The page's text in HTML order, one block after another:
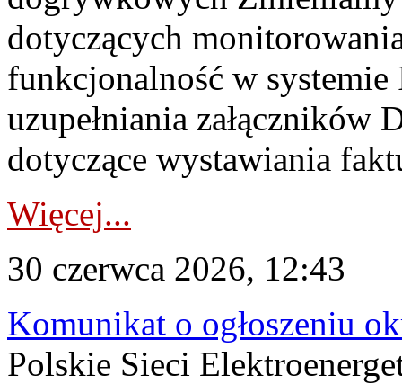
dotyczących
funkcjonalność w
uzupełniania załączników
dotyczące wystawiania
Więcej...
30 czerwca 2026, 12:43
Komunikat o ogłoszeniu
Polskie Sieci